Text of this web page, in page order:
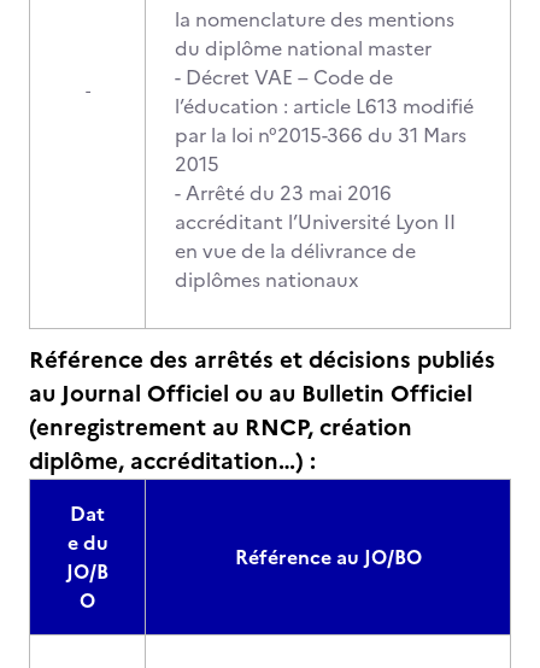
-
la nomenclature des mentions
du diplôme national master
- Décret VAE – Code de
l’éducation : article L613 modifié
par la loi n°2015-366 du 31 Mars
2015
- Arrêté du 23 mai 2016
accréditant l’Université Lyon II
en vue de la délivrance de
diplômes nationaux
Référence des arrêtés et décisions publiés
au Journal Officiel ou au Bulletin Officiel
(enregistrement au RNCP, création
diplôme, accréditation…) :
Dat
e du
JO/B
O
Référence au JO/BO